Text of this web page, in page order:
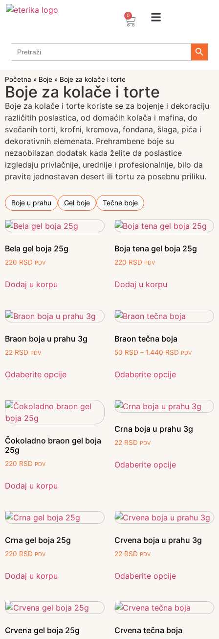
0
Search
for:
Search
Početna » Boje » Boje za kolače i torte
Boje za kolače i torte
Boje za kolače i torte koriste se za bojenje i dekoraciju
različitih poslastica, od domaćih kolača i mafina, do
svečanih torti, krofni, kremova, fondana, šlaga, pića i
dekorativnih elemenata. Prehrambene boje su
nezaobilazan dodatak kada želite da poslastice
izgledaju privlačnije, urednije i profesionalnije, bilo da
pravite jednostavan desert ili tortu za posebnu priliku.
Boje u prahu Gel boje Tečne boje
Bela gel boja 25g
220 RSD PDV
Dodaj u korpu
Boja tena gel boja 25g
220 RSD PDV
Dodaj u korpu
Braon boja u prahu 3g
22 RSD PDV
Odaberite opcije
Braon tečna boja
50 RSD – 1.440 RSD PDV
Odaberite opcije
Čokoladno braon gel boja
25g
220 RSD PDV
Dodaj u korpu
Crna boja u prahu 3g
22 RSD PDV
Odaberite opcije
Crna gel boja 25g
220 RSD PDV
Dodaj u korpu
Crvena boja u prahu 3g
22 RSD PDV
Odaberite opcije
Crvena gel boja 25g Crvena tečna boja